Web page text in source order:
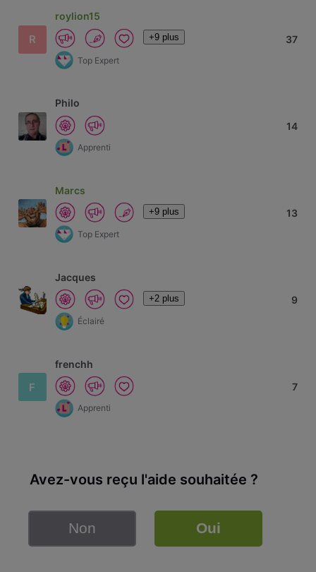
R
roylion15
+9 plus
Top Expert
37
Philo
Apprenti
14
Marcs
+9 plus
Top Expert
13
Jacques
+2 plus
Éclairé
9
F
frenchh
Apprenti
7
Avez-vous reçu l'aide souhaitée ?
Non Oui